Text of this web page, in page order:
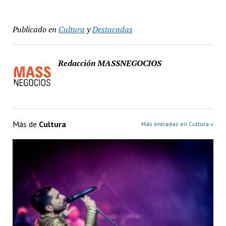
Publicado en Cultura yDestacadas
Redacción MASSNEGOCIOS
Más de Cultura Más entradas en Cultura »